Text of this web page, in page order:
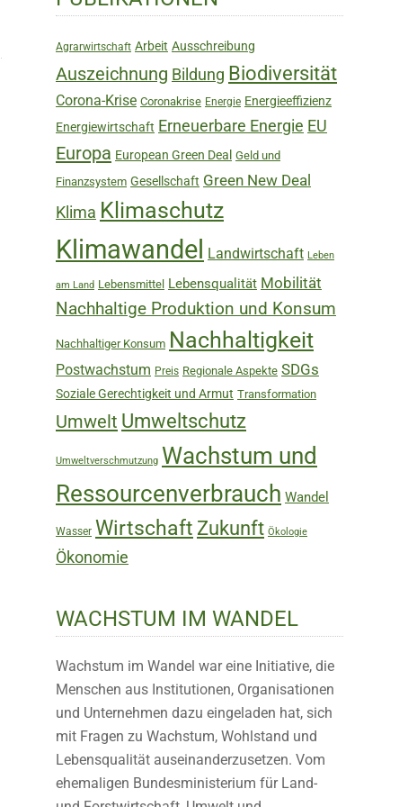
Sidebar
Agrarwirtschaft Arbeit Ausschreibung
Auszeichnung Bildung Biodiversität
Corona-Krise Coronakrise Energie Energieeffizienz
Energiewirtschaft Erneuerbare Energie EU
Europa European Green Deal Geld und
Finanzsystem Gesellschaft Green New Deal
Klima Klimaschutz
Klimawandel Landwirtschaft Leben
am Land Lebensmittel Lebensqualität Mobilität
Nachhaltige Produktion und Konsum
Nachhaltiger Konsum Nachhaltigkeit
Postwachstum Preis Regionale Aspekte SDGs
Soziale Gerechtigkeit und Armut Transformation
Umwelt Umweltschutz
Umweltverschmutzung Wachstum und
Ressourcenverbrauch Wandel
Wasser Wirtschaft Zukunft Ökologie
Ökonomie
WACHSTUM IM WANDEL
Wachstum im Wandel war eine Initiative, die
Menschen aus Institutionen, Organisationen
und Unternehmen dazu eingeladen hat, sich
mit Fragen zu Wachstum, Wohlstand und
Lebensqualität auseinanderzusetzen. Vom
ehemaligen Bundesministerium für Land-